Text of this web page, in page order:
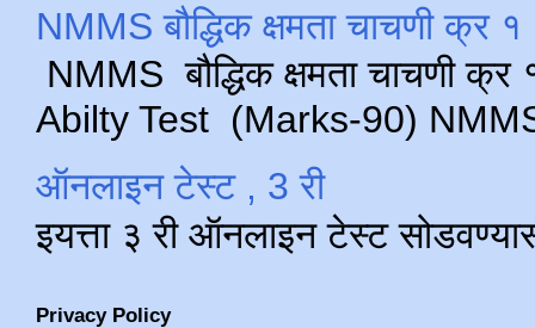
NMMS बौद्धिक क्षमता चाचणी क्र
NMMS बौद्धिक क्षमता चाचणी
Abilty Test (Marks-90) NMMS
ऑनलाइन टेस्ट , 3 री
इयत्ता ३ री ऑनलाइन टेस्ट
Privacy Policy